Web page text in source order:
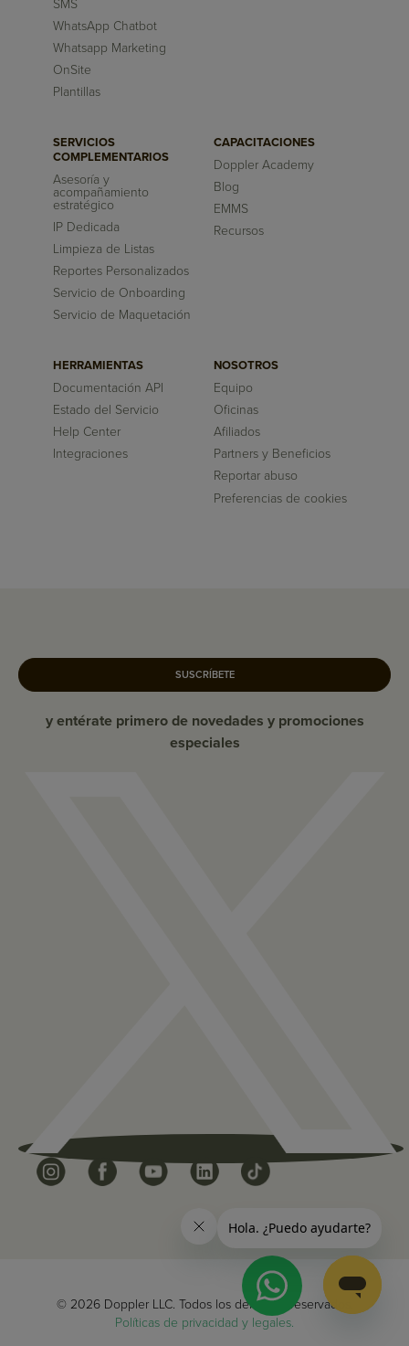
SMS
WhatsApp Chatbot
Whatsapp Marketing
OnSite
Plantillas
SERVICIOS
COMPLEMENTARIOS
Asesoría y
acompañamiento
estratégico
IP Dedicada
Limpieza de Listas
Reportes Personalizados
Servicio de Onboarding
Servicio de Maquetación
CAPACITACIONES
Doppler Academy
Blog
EMMS
Recursos
HERRAMIENTAS
Documentación API
Estado del Servicio
Help Center
Integraciones
NOSOTROS
Equipo
Oficinas
Afiliados
Partners y Beneficios
Reportar abuso
Preferencias de cookies
SUSCRÍBETE
y entérate primero de novedades y promociones
especiales
© 2026 Doppler LLC. Todos los derechos reservados.
Políticas de privacidad y legales.